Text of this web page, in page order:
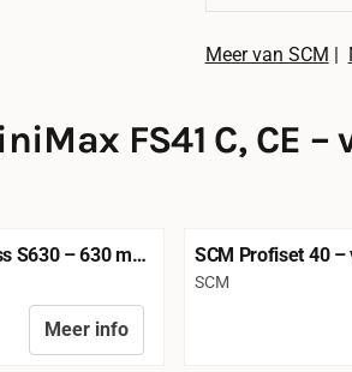
Meer van SCM
FS41 C, CE
S630 – 630 mm
Meer info
SCM Profiset 40 –
schaafmachine –
Merk:
SCM